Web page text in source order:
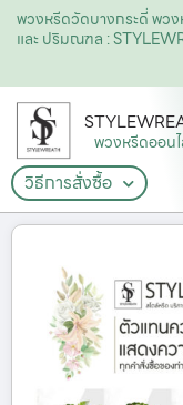
พวงหรีดวัดบางกระดี่ พว
และ ปริมณฑล :
พวงหรีดออน
วิธีการสั่งซื้อ